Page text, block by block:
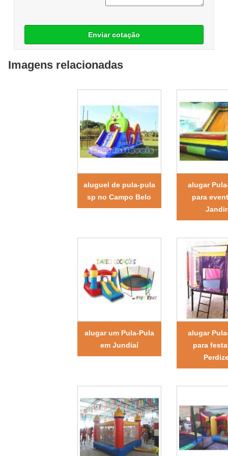
Enviar cotação
Imagens relacionadas
aluguel de pula-pula
sp no Campo Belo
alugar
para
alugar um Pula-Pula
em Jundiaí
alugar
para